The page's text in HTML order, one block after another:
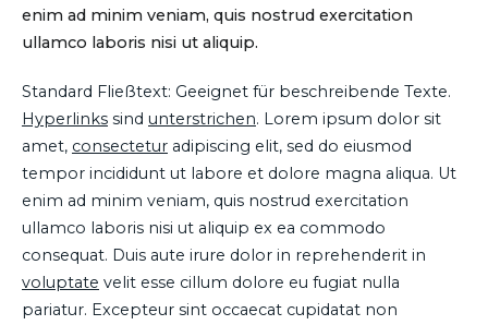
enim ad minim veniam, quis nostrud exercitation
ullamco laboris nisi ut aliquip.
Standard Fließtext: Geeignet für beschreibende Texte.
Hyperlinks sind unterstrichen. Lorem ipsum dolor sit
amet, consectetur adipiscing elit, sed do eiusmod
tempor incididunt ut labore et dolore magna aliqua. Ut
enim ad minim veniam, quis nostrud exercitation
ullamco laboris nisi ut aliquip ex ea commodo
consequat. Duis aute irure dolor in reprehenderit in
voluptate velit esse cillum dolore eu fugiat nulla
pariatur. Excepteur sint occaecat cupidatat non